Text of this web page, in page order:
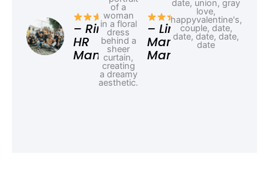
– Rina,
HR
Manager
– Linda,
Marketing
Manager